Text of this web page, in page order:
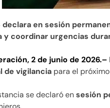
declara en sesión
y coordinar urgencias
2 de junio de 2026.–
de vigilancia para el
se declaró ensesión